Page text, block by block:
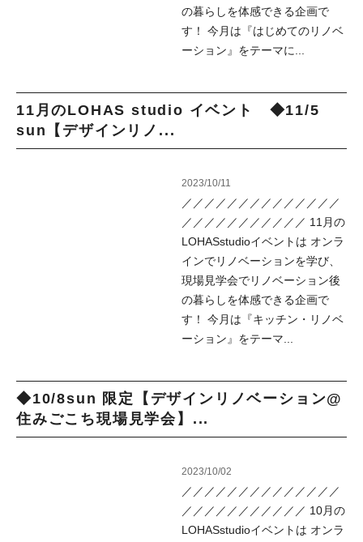
の暮らしを体感できる企画で
す！ 今月は『はじめてのリノベ
ーション』をテーマに...
11月のLOHAS studio イベント ◆11/5
sun【デザインリノ...
2023/10/11
／／／／／／／／／／／／／／
／／／／／／／／／／／ 11月の
LOHASstudioイベントは オンラ
インでリノベーションを学び、
現場見学会でリノベーション後
の暮らしを体感できる企画で
す！ 今月は『キッチン・リノベ
ーション』をテーマ...
◆10/8sun 限定【デザインリノベーション@
住みごこち現場見学会】...
2023/10/02
／／／／／／／／／／／／／／
／／／／／／／／／／／ 10月の
LOHASstudioイベントは オンラ